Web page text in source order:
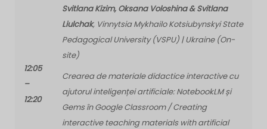
12:05
–
12:20
Svitlana Kizim, Oksana Voloshina & Svitlana
Liulchak, Vinnytsia Mykhailo Kotsiubynskyi State
Pedagogical University (VSPU) | Ukraine (On-
site)
Crearea de materiale didactice interactive cu
ajutorul inteligenței artificiale: NotebookLM și
Gems în Google Classroom / Creating
interactive teaching materials with artificial